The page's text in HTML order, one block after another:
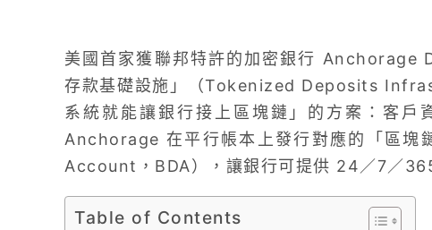
美國首家獲聯邦特許的加密銀行 Anchorage
存款基礎設施」（Tokenized Deposits
系統就能讓銀行接上區塊鏈」的方案：客戶
Anchorage 在平行帳本上發行對應的「區
Account，BDA），讓銀行可提供 24／7／
Table of Contents